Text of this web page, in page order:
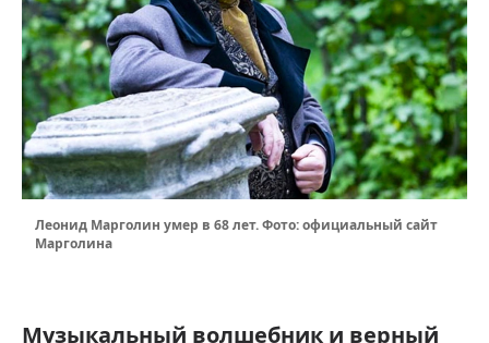
Леонид Марголин умер в 68 лет. Фото: официальный сайт
Марголина
Музыкальный волшебник и верный